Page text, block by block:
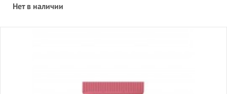
Нет в наличии